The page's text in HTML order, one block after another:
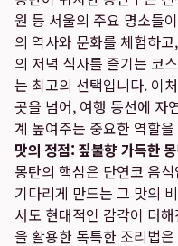
원 등 서울의 주요 명소들
의 역사와 문화를 체험하
의 저녁 식사를 즐기는 코
는 최고의 선택입니다. 이
곳을 넘어, 여행 동선에 자
계 높여주는 중요한 역할
맛의 정점: 짚불향 가득한
몽탄의 핵심은 단연코 음
기다리게 만드는 그 맛의
서도 현대적인 감각이 더
을 활용한 독특한 조리법